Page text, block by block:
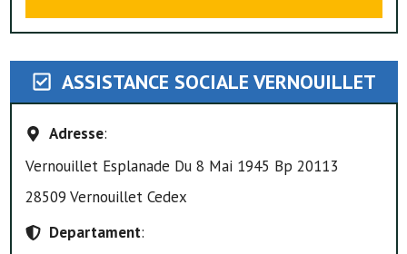
ASSISTANCE SOCIALE VERNOUILLET
Adresse:
Vernouillet Esplanade Du 8 Mai 1945 Bp 20113
28509 Vernouillet Cedex
Departament: